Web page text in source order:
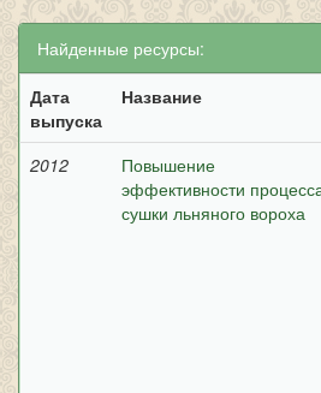
Найденные ресурсы:
Дата
выпуска
Название
2012
Повышение
эффективности
сушки льняного вороха